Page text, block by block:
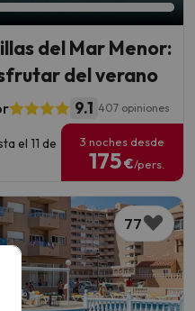
del Mar Menor:
del verano
9.1 407 opiniones
el 11 de
3 noches desde
175€/pers.
77